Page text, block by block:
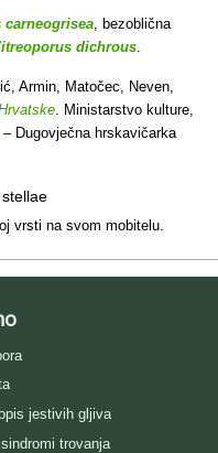
carneogrisea, bezoblična
dichrous.
Armin, Matočec, Neven,
. Ministarstvo kulture,
Dugovječna hrskavičarka
vrsti na svom mobitelu.
jestivih gljiva
trovanja